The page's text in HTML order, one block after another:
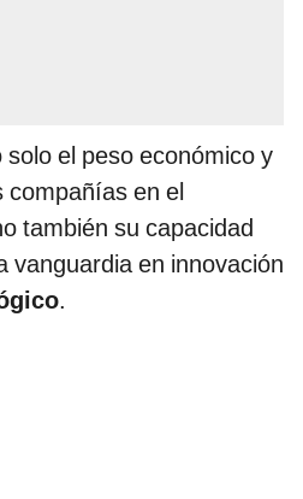
el peso económico y
compañías en el
también su capacidad
vanguardia en innovación
.